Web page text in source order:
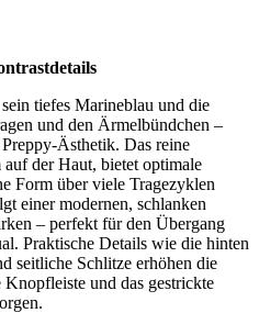
tiefes Marineblau und die
und den Ärmelbündchen –
Ästhetik. Das reine
der Haut, bietet optimale
Form über viele Tragezyklen
einer modernen, schlanken
– perfekt für den Übergang
Praktische Details wie die hinten
seitliche Schlitze erhöhen die
und das gestrickte